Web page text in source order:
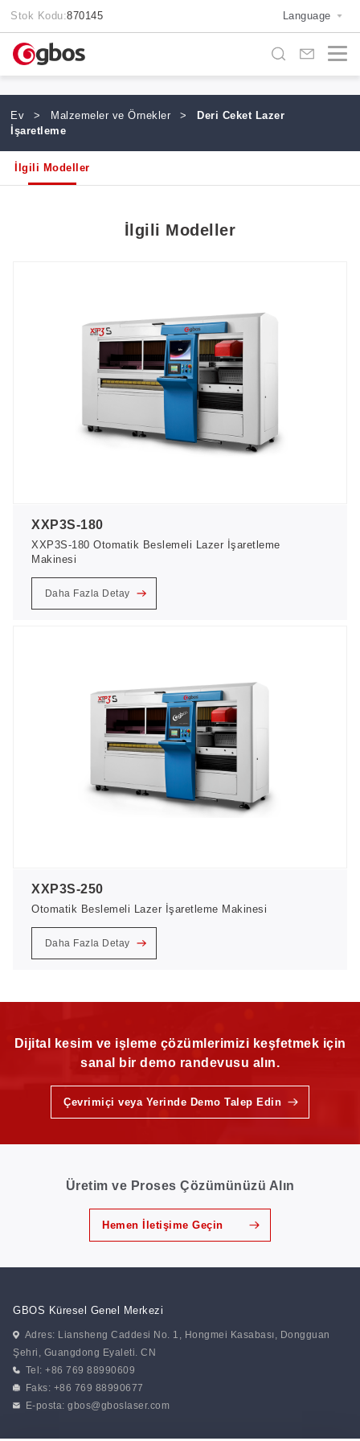
Stok Kodu:870145 Language
Ev > Malzemeler ve Örnekler >
Deri Ceket Lazer
İşaretleme
İlgili Modeller
İlgili Modeller
XXP3S-180
XXP3S-180 Otomatik Beslemeli Lazer İşaretleme
Makinesi
Daha Fazla Detay
XXP3S-250
Otomatik Beslemeli Lazer İşaretleme Makinesi
Daha Fazla Detay
Dijital kesim ve işleme çözümlerimizi keşfetmek için
sanal bir demo randevusu alın.
Çevrimiçi veya Yerinde Demo Talep Edin
Üretim ve Proses Çözümünüzü Alın
Hemen İletişime Geçin
GBOS Küresel Genel Merkezi
Adres: Liansheng Caddesi No. 1, Hongmei Kasabası, Dongguan
Şehri, Guangdong Eyaleti. CN
Tel: +86 769 88990609
Faks: +86 769 88990677
E-posta:gbos@gboslaser.com